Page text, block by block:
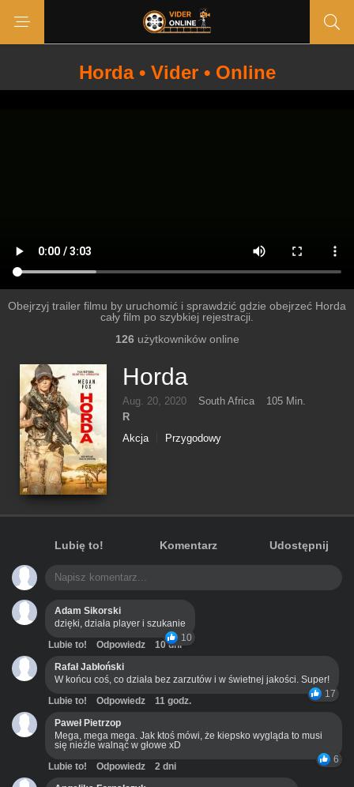
Horda • Vider • Online
Obejrzyj trailer filmu by uruchomić i sprawdzić gdzie obejrzeć Horda
cały film po szybkiej rejestracji.
126użytkowników online
Horda
Aug. 20, 2020 South Africa
105 Min.
R
Akcja
Przygodowy
Lubię to! Komentarz Udostępnij
Adam Sikorski
dzięki, działa player i szukanie
10
Lubie to! Odpowiedz
10 dni
Rafał Jabłoński
W końcu coś, co działa bez zarzutów i w świetnej jakości. Super!
17
Lubie to! Odpowiedz
11 godz.
Paweł Pietrzop
Mega, mega mega. Jak ktoś mówi, że kiepsko wygląda to musi
się nieźle walnąć w głowe xD
6
Lubie to! Odpowiedz
2 dni